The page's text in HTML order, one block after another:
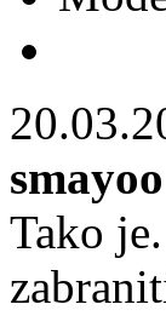
Tako